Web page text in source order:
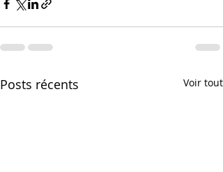
Posts récents Voir tout